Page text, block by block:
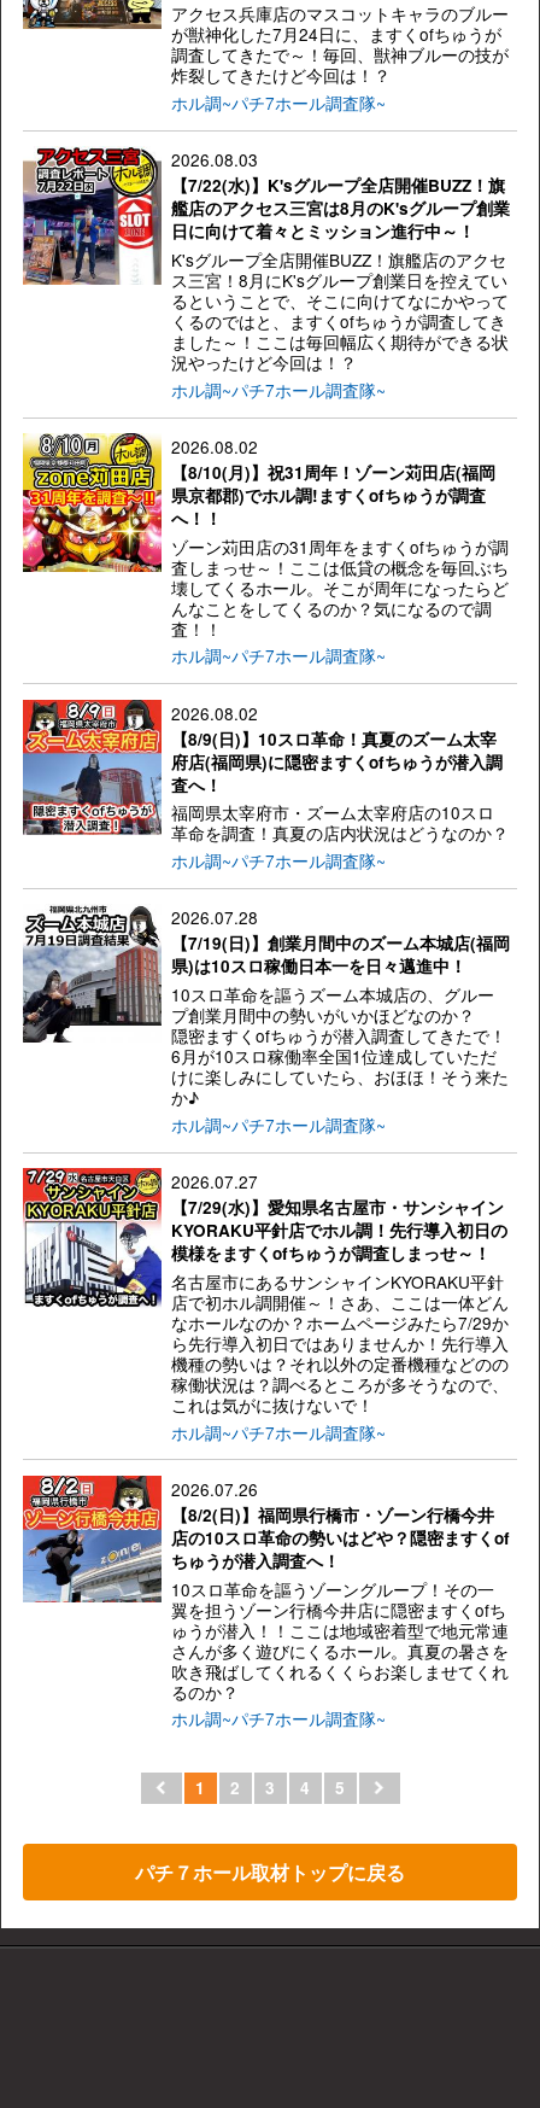
アクセス兵庫店のマスコットキャラのブルー
が獣神化した7月24日に、ますくofちゅうが
調査してきたで～！毎回、獣神ブルーの技が
炸裂してきたけど今回は！？
ホル調~パチ7ホール調査隊~
2026.08.03
【7/22(水)】K'sグループ全店開催BUZZ！旗
艦店のアクセス三宮は8月のK'sグループ創業
日に向けて着々とミッション進行中～！
K'sグループ全店開催BUZZ！旗艦店のアクセ
ス三宮！8月にK'sグループ創業日を控えてい
るということで、そこに向けてなにかやって
くるのではと、ますくofちゅうが調査してき
ました～！ここは毎回幅広く期待ができる状
況やったけど今回は！？
ホル調~パチ7ホール調査隊~
2026.08.02
【8/10(月)】祝31周年！ゾーン苅田店(福岡
県京都郡)でホル調!ますくofちゅうが調査
へ！！
ゾーン苅田店の31周年をますくofちゅうが調
査しまっせ～！ここは低貸の概念を毎回ぶち
壊してくるホール。そこが周年になったらど
んなことをしてくるのか？気になるので調
査！！
ホル調~パチ7ホール調査隊~
2026.08.02
【8/9(日)】10スロ革命！真夏のズーム太宰
府店(福岡県)に隠密ますくofちゅうが潜入調
査へ！
福岡県太宰府市・ズーム太宰府店の10スロ
革命を調査！真夏の店内状況はどうなのか？
ホル調~パチ7ホール調査隊~
2026.07.28
【7/19(日)】創業月間中のズーム本城店(福岡
県)は10スロ稼働日本一を日々邁進中！
10スロ革命を謳うズーム本城店の、グルー
プ創業月間中の勢いがいかほどなのか？
隠密ますくofちゅうが潜入調査してきたで！
6月が10スロ稼働率全国1位達成していただ
けに楽しみにしていたら、おほほ！そう来た
か♪
ホル調~パチ7ホール調査隊~
2026.07.27
【7/29(水)】愛知県名古屋市・サンシャイン
KYORAKU平針店でホル調！先行導入初日の
模様をますくofちゅうが調査しまっせ～！
名古屋市にあるサンシャインKYORAKU平針
店で初ホル調開催～！さあ、ここは一体どん
なホールなのか？ホームページみたら7/29か
ら先行導入初日ではありませんか！先行導入
機種の勢いは？それ以外の定番機種などのの
稼働状況は？調べるところが多そうなので、
これは気がに抜けないで！
ホル調~パチ7ホール調査隊~
2026.07.26
【8/2(日)】福岡県行橋市・ゾーン行橋今井
店の10スロ革命の勢いはどや？隠密ますくof
ちゅうが潜入調査へ！
10スロ革命を謳うゾーングループ！その一
翼を担うゾーン行橋今井店に隠密ますくofち
ゅうが潜入！！ここは地域密着型で地元常連
さんが多く遊びにくるホール。真夏の暑さを
吹き飛ばしてくれるくくらお楽しませてくれ
るのか？
ホル調~パチ7ホール調査隊~
1 2 3 4 5
パチ７ホール取材トップに戻る